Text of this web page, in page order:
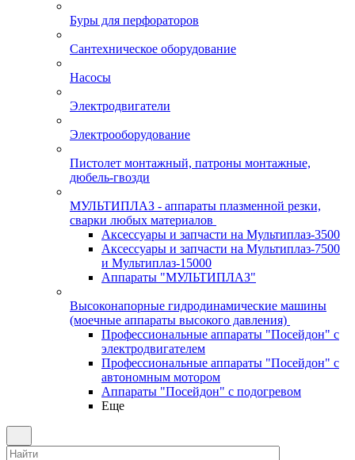
Буры для перфораторов
Сантехническое оборудование
Насосы
Электродвигатели
Электрооборудование
Пистолет монтажный, патроны монтажные,
дюбель-гвозди
МУЛЬТИПЛАЗ - аппараты плазменной резки,
сварки любых материалов
Аксессуары и запчасти на Мультиплаз-3500
Аксессуары и запчасти на Мультиплаз-7500
и Мультиплаз-15000
Аппараты "МУЛЬТИПЛАЗ"
Высоконапорные гидродинамические машины
(моечные аппараты высокого давления)
Профессиональные аппараты "Посейдон" с
электродвигателем
Профессиональные аппараты "Посейдон" с
автономным мотором
Аппараты "Посейдон" с подогревом
Еще